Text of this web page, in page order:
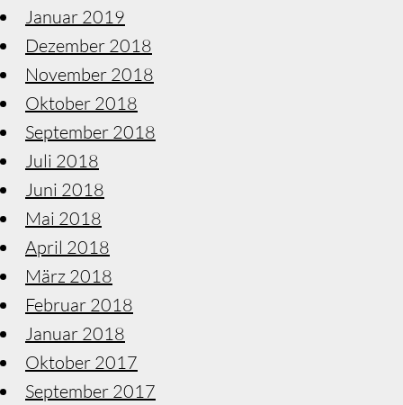
Januar 2019
Dezember 2018
November 2018
Oktober 2018
September 2018
Juli 2018
Juni 2018
Mai 2018
April 2018
März 2018
Februar 2018
Januar 2018
Oktober 2017
September 2017